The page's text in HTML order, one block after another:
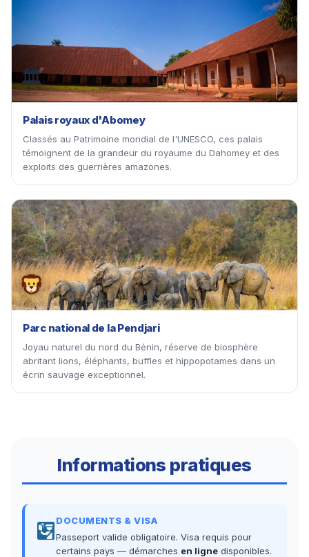
🏛
Palais royaux d'Abomey
Classés au Patrimoine mondial de l'UNESCO, ces palais
témoignent de la grandeur du royaume du Dahomey et des
exploits des guerrières amazones.
Parc national de la Pendjari
Joyau naturel du nord du Bénin, réserve de biosphère
abritant lions, éléphants, buffles et hippopotames dans un
écrin sauvage exceptionnel.
Informations pratiques
DOCUMENTS & VISA
Passeport valide obligatoire. Visa requis pour
certains pays — démarches en ligne disponibles.